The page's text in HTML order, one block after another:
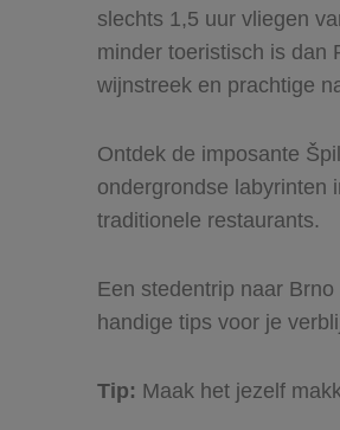
slechts 1,5 uur vliegen
minder toeristisch is dan
wijnstreek en prachtige
Ontdek de imposante
ondergrondse labyrinten
traditionele restaurants.
Een stedentrip naar
handige tips voor je
Tip: Maak het jezelf